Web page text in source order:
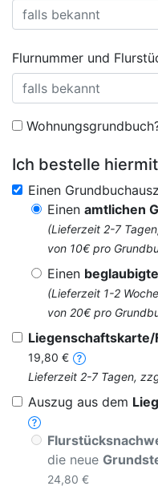
Flurnummer und
Ich bestelle hiermit
Einen
Einen amtlichen
(Lieferzeit 2-7
von 10€ pro
Einen
(Lieferzeit 1-2
von 20€ pro
19,80 €
Lieferzeit 2-7 Tagen,
Auszug aus dem
die neue
24,80 €